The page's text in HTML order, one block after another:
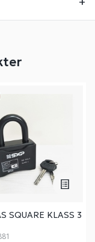
SQUARE KLASS 3